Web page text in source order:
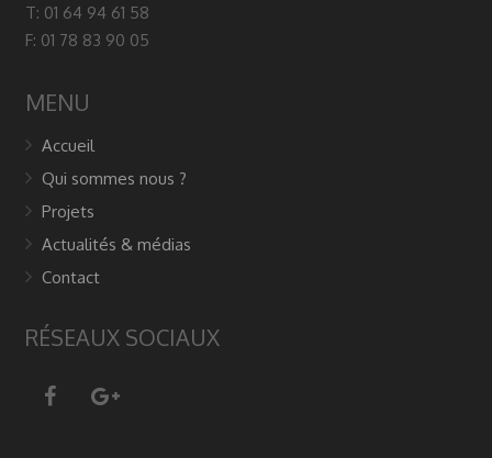
T: 01 64 94 61 58
F: 01 78 83 90 05
MENU
Accueil
Qui sommes nous ?
Projets
Actualités & médias
Contact
RÉSEAUX SOCIAUX